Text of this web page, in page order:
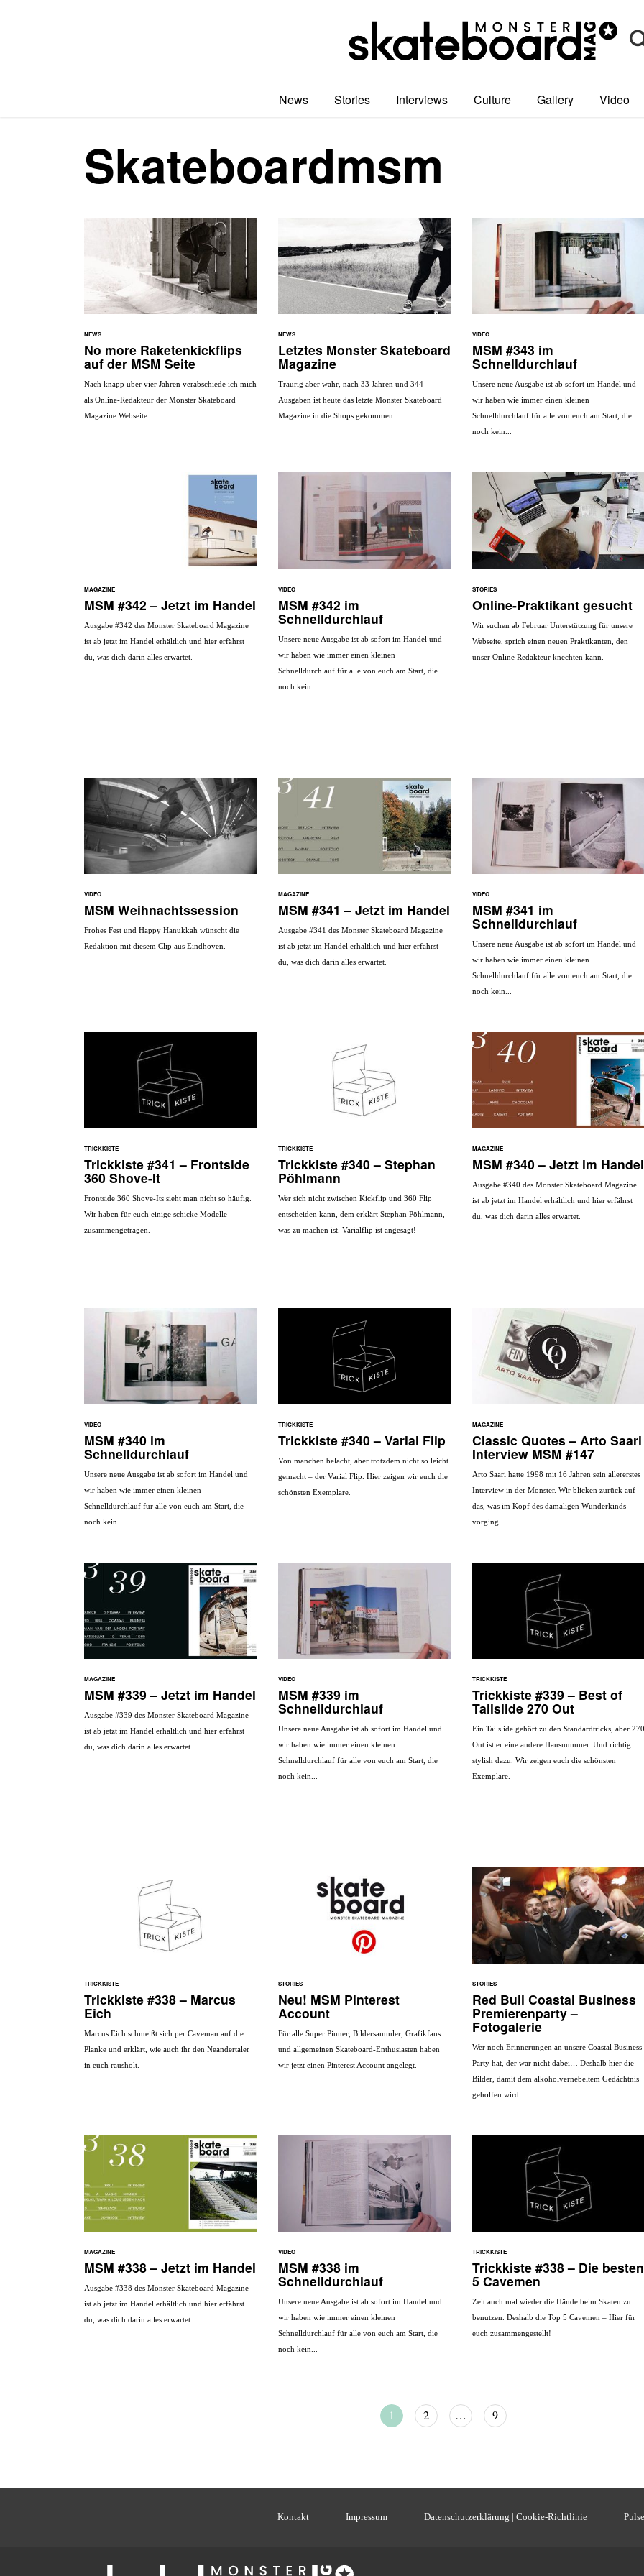
News Stories Interviews Culture Gallery Video
Skateboardmsm
NEWS
No more Raketenkickflips
auf der MSM Seite
Nach knapp über vier Jahren verabschiede ich mich
als Online-Redakteur der Monster Skateboard
Magazine Webseite.
NEWS
Letztes Monster Skateboard
Magazine
Traurig aber wahr, nach 33 Jahren und 344
Ausgaben ist heute das letzte Monster Skateboard
Magazine in die Shops gekommen.
VIDEO
MSM #343 im
Schnelldurchlauf
Unsere neue Ausgabe ist ab sofort im Handel und
wir haben wie immer einen kleinen
Schnelldurchlauf für alle von euch am Start, die
noch kein...
MAGAZINE
MSM #342 – Jetzt im Handel
Ausgabe #342 des Monster Skateboard Magazine
ist ab jetzt im Handel erhältlich und hier erfährst
du, was dich darin alles erwartet.
VIDEO
MSM #342 im
Schnelldurchlauf
Unsere neue Ausgabe ist ab sofort im Handel und
wir haben wie immer einen kleinen
Schnelldurchlauf für alle von euch am Start, die
noch kein...
STORIES
Online-Praktikant gesucht
Wir suchen ab Februar Unterstützung für unsere
Webseite, sprich einen neuen Praktikanten, den
unser Online Redakteur knechten kann.
VIDEO
MSM Weihnachtssession
Frohes Fest und Happy Hanukkah wünscht die
Redaktion mit diesem Clip aus Eindhoven.
MAGAZINE
MSM #341 – Jetzt im Handel
Ausgabe #341 des Monster Skateboard Magazine
ist ab jetzt im Handel erhältlich und hier erfährst
du, was dich darin alles erwartet.
VIDEO
MSM #341 im
Schnelldurchlauf
Unsere neue Ausgabe ist ab sofort im Handel und
wir haben wie immer einen kleinen
Schnelldurchlauf für alle von euch am Start, die
noch kein...
TRICKKISTE
Trickkiste #341 – Frontside
360 Shove-It
Frontside 360 Shove-Its sieht man nicht so häufig.
Wir haben für euch einige schicke Modelle
zusammengetragen.
TRICKKISTE
Trickkiste #340 – Stephan
Pöhlmann
Wer sich nicht zwischen Kickflip und 360 Flip
entscheiden kann, dem erklärt Stephan Pöhlmann,
was zu machen ist. Varialflip ist angesagt!
MAGAZINE
MSM #340 – Jetzt im Handel
Ausgabe #340 des Monster Skateboard Magazine
ist ab jetzt im Handel erhältlich und hier erfährst
du, was dich darin alles erwartet.
VIDEO
MSM #340 im
Schnelldurchlauf
Unsere neue Ausgabe ist ab sofort im Handel und
wir haben wie immer einen kleinen
Schnelldurchlauf für alle von euch am Start, die
noch kein...
TRICKKISTE
Trickkiste #340 – Varial Flip
Von manchen belacht, aber trotzdem nicht so leicht
gemacht – der Varial Flip. Hier zeigen wir euch die
schönsten Exemplare.
MAGAZINE
Classic Quotes – Arto Saari
Interview MSM #147
Arto Saari hatte 1998 mit 16 Jahren sein allererstes
Interview in der Monster. Wir blicken zurück auf
das, was im Kopf des damaligen Wunderkinds
vorging.
MAGAZINE
MSM #339 – Jetzt im Handel
Ausgabe #339 des Monster Skateboard Magazine
ist ab jetzt im Handel erhältlich und hier erfährst
du, was dich darin alles erwartet.
VIDEO
MSM #339 im
Schnelldurchlauf
Unsere neue Ausgabe ist ab sofort im Handel und
wir haben wie immer einen kleinen
Schnelldurchlauf für alle von euch am Start, die
noch kein...
TRICKKISTE
Trickkiste #339 – Best of
Tailslide 270 Out
Ein Tailslide gehört zu den Standardtricks, aber 270
Out ist er eine andere Hausnummer. Und richtig
stylish dazu. Wir zeigen euch die schönsten
Exemplare.
TRICKKISTE
Trickkiste #338 – Marcus
Eich
Marcus Eich schmeißt sich per Caveman auf die
Planke und erklärt, wie auch ihr den Neandertaler
in euch rausholt.
STORIES
Neu! MSM Pinterest
Account
Für alle Super Pinner, Bildersammler, Grafikfans
und allgemeinen Skateboard-Enthusiasten haben
wir jetzt einen Pinterest Account angelegt.
STORIES
Red Bull Coastal Business
Premierenparty –
Fotogalerie
Wer noch Erinnerungen an unsere Coastal Business
Party hat, der war nicht dabei… Deshalb hier die
Bilder, damit dem alkoholvernebeltem Gedächtnis
geholfen wird.
MAGAZINE
MSM #338 – Jetzt im Handel
Ausgabe #338 des Monster Skateboard Magazine
ist ab jetzt im Handel erhältlich und hier erfährst
du, was dich darin alles erwartet.
VIDEO
MSM #338 im
Schnelldurchlauf
Unsere neue Ausgabe ist ab sofort im Handel und
wir haben wie immer einen kleinen
Schnelldurchlauf für alle von euch am Start, die
noch kein...
TRICKKISTE
Trickkiste #338 – Die besten
5 Cavemen
Zeit auch mal wieder die Hände beim Skaten zu
benutzen. Deshalb die Top 5 Cavemen – Hier für
euch zusammengestellt!
1 2 … 9
Kontakt Impressum Datenschutzerklärung | Cookie-Richtlinie